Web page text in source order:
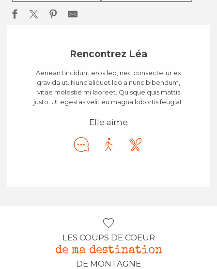
Rencontrez Léa
Aenean tincidunt eros leo, nec consectetur ex
gravida ut. Nunc aliquet leo a nunc bibendum,
vitae molestie mi laoreet. Quisque quis mattis
justo. Ut egestas velit eu magna lobortis feugiat.
Elle aime
LES COUPS DE COEUR
de ma destination
DE MONTAGNE